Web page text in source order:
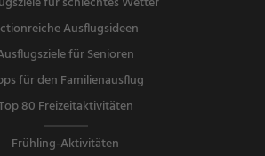
Ausflugsideen
für Senioren
für den Familienausflug
80 Freizeitaktivitäten
Frühling-Aktivitäten